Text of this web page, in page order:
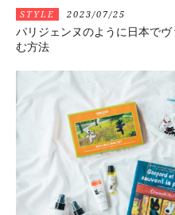
STYLE 2023/07/25
パリジェンヌのように日本で
む方法